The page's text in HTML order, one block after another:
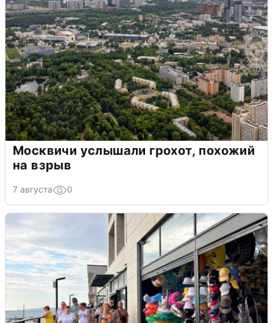
Москвичи услышали грохот, похожий
на взрыв
7 августа 0